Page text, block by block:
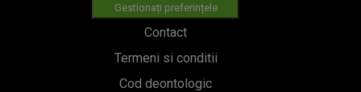
Gestionați preferințele
Contact
Termeni si conditii
Cod deontologic